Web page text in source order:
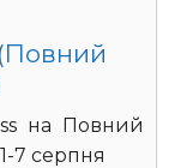
на Повний
7 серпня